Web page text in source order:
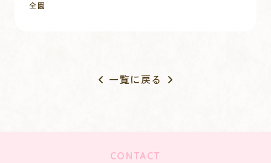
全園
一覧に戻る
CONTACT